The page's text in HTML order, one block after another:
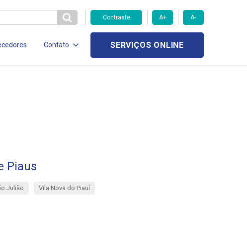
Contraste A+ A-
Contato SERVIÇOS ONLINE
Piaus
Julião Vila Nova do Piauí